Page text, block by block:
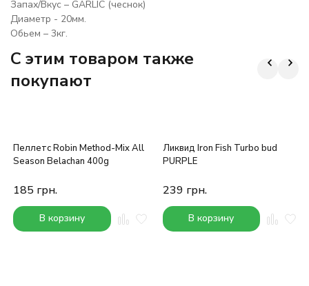
Запах/Вкус – GARLIC (чеснок)
Диаметр - 20мм.
Обьем – 3кг.
C этим товаром также
покупают
Пеллетс Robin Method-Mix All
Season Belachan 400g
185 грн.
В корзину
Ликвид Iron Fish Turbo bud
PURPLE
239 грн.
В корзину